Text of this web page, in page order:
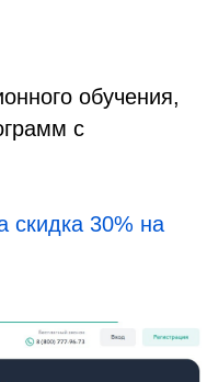
обучения,
с
скидка 30% на